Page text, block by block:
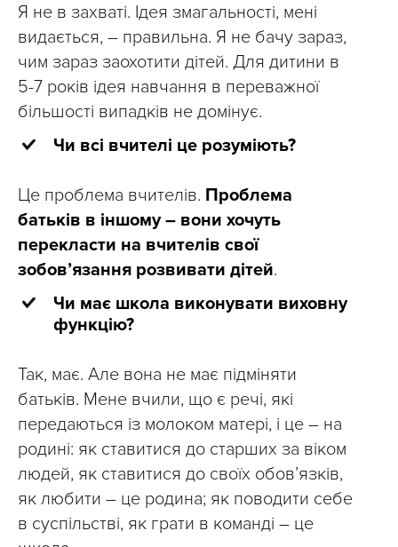
Я не в захваті. Ідея змагальності, мені
видається, – правильна. Я не бачу зараз,
чим зараз заохотити дітей. Для дитини в
5-7 років ідея навчання в переважної
більшості випадків не домінує.
Чи всі вчителі це розуміють?
Це проблема вчителів. Проблема
батьків в іншому – вони хочуть
перекласти на вчителів свої
зобов’язання розвивати дітей.
Чи має школа виконувати виховну
функцію?
Так, має. Але вона не має підміняти
батьків. Мене вчили, що є речі, які
передаються із молоком матері, і це – на
родині: як ставитися до старших за віком
людей, як ставитися до своїх обов’язків,
як любити – це родина; як поводити себе
в суспільстві, як грати в команді – це